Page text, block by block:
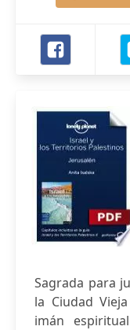
Sagrada para
la Ciudad
imán